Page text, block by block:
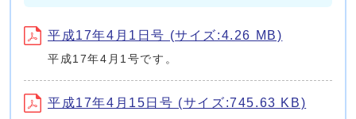
平成17年4月1日号 (サイズ:4.26 MB)
平成17年4月1号です。
平成17年4月15日号 (サイズ:745.63 KB)